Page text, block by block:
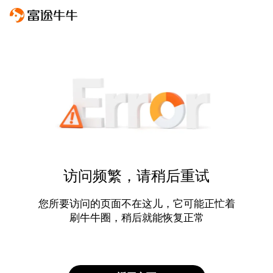
访问频繁，请稍后重试
您所要访问的页面不在这儿，它可能正忙着
刷牛牛圈，稍后就能恢复正常